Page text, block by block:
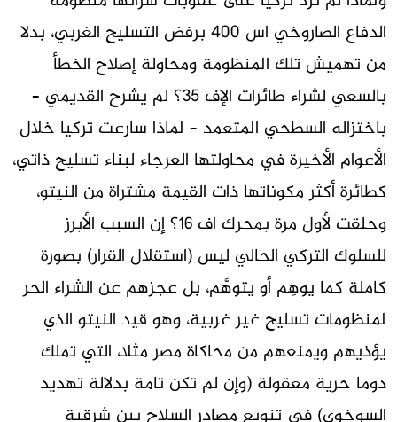
الدفاع الصاروخي اس 400 برفض التسليح الغربي، بدلا
من تهميش تلك المنظومة ومحاولة إصلاح الخطأ
بالسعي لشراء طائرات الإف 35؟ لم يشرح القديمي –
باختزاله السطحي المتعمد – لماذا سارعت تركيا خلال
الأعوام الأخيرة في محاولتها العرجاء لبناء تسليح ذاتي،
كطائرة أكثر مكوناتها ذات القيمة مشتراة من النيتو،
وحلقت لأول مرة بمحرك اف 16؟ إن السبب الأبرز
للسلوك التركي الحالي ليس (استقلال القرار) بصورة
كاملة كما يوهِم أو يتوهَّم، بل عجزهم عن الشراء الحر
لمنظومات تسليح غير غربية، وهو قيد النيتو الذي
يؤذيهم ويمنعهم من محاكاة مصر مثلا، التي تملك
دوما حرية معقولة (وإن لم تكن تامة بدلالة تهديد